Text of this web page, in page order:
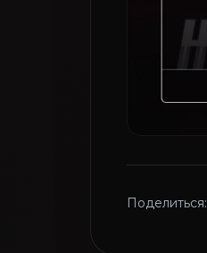
Поделиться: